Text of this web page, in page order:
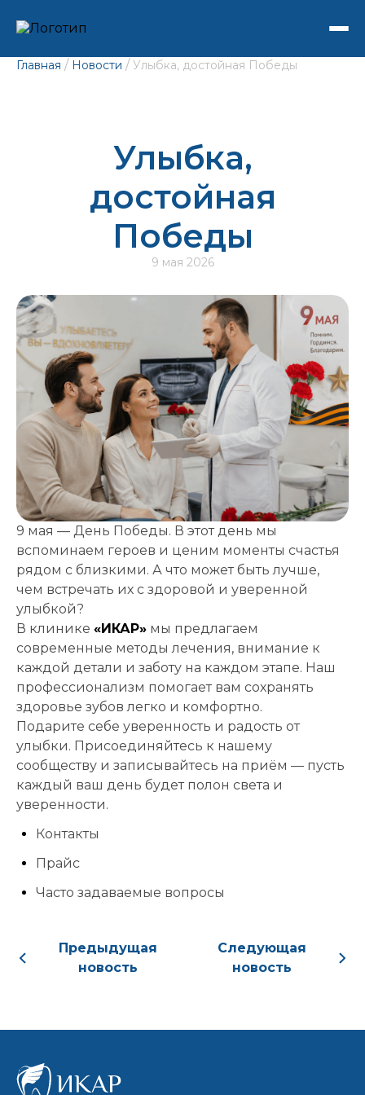
Записаться
на приём
Выберите
клинику:
Выберите
врача:
Дата и
приёма:
Если Вам нужна
приём» вы подтверждаете, что
принимаете
Главная / Новости /Улыбка, достойная Победы
Улыбка,
достойная
Победы
9 мая 2026
9 мая — День Победы. В этот день мы
вспоминаем героев и ценим моменты счастья
рядом с близкими. А что может быть лучше,
чем встречать их с здоровой и уверенной
улыбкой?
В клинике «ИКАР» мы предлагаем
современные методы лечения, внимание к
каждой детали и заботу на каждом этапе. Наш
профессионализм помогает вам сохранять
здоровье зубов легко и комфортно.
Подарите себе уверенность и радость от
улыбки. Присоединяйтесь к нашему
сообществу и записывайтесь на приём — пусть
каждый ваш день будет полон света и
уверенности.
Контакты
Прайс
Часто задаваемые вопросы
Предыдущая
новость
Следующая
новость